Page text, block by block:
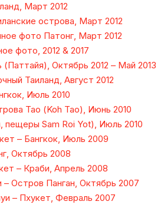
Март 2012
острова, Март 2012
фото Патонг, Март 2012
фото, 2012 & 2017
(Паттайя), Октябрь 2012 – Май 2013
Таиланд, Август 2012
Июль 2010
Тао (Koh Tao), Июнь 2010
пещеры Sam Roi Yot), Июль 2010
– Бангкок, Июль 2009
Октябрь 2008
– Краби, Апрель 2008
Остров Панган, Октябрь 2007
– Пхукет, Февраль 2007